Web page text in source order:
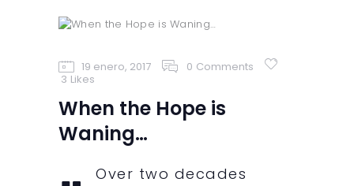
19 enero, 2017 0 Comments
3 Likes
When the Hope is
Waning…
Over two decades